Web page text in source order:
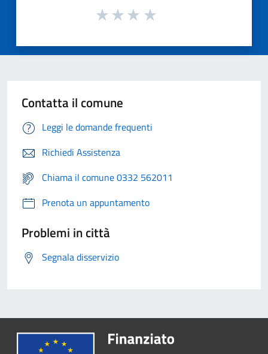
Contatta il comune
Leggi le domande frequenti
Richiedi Assistenza
Chiama il comune 0332 562011
Prenota un appuntamento
Problemi in città
Segnala disservizio